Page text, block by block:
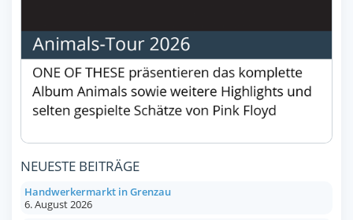
NEUESTE BEITRÄGE
Handwerkermarkt in Grenzau
6. August 2026